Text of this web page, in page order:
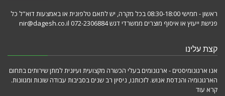
ראשון - חמישי 08:30-18:00 בכל מקרה, יש לתאם טלפונית או באמצעות דוא"ל כל
פגישת ייעוץ או איסוף מוצרים ממשרדי דגש 072-2306884 nir@dagesh.co.il
קצת עלינו
אנו ארגונומיסטים - ארגונומים בעלי הכשרה מקצועית ועיונית למתן שירותים בתחום
הארגונומיה והנדסת אנוש. לזכותנו, ניסיון רב שנים בסביבות עבודה שונות ומגוונות.
קרא עוד